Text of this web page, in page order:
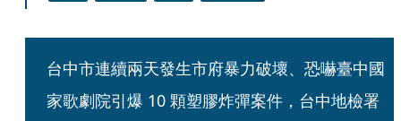
台中市連續兩天發生市府暴力破壞、恐嚇臺中國
家歌劇院引爆 10 顆塑膠炸彈案件，台中地檢署